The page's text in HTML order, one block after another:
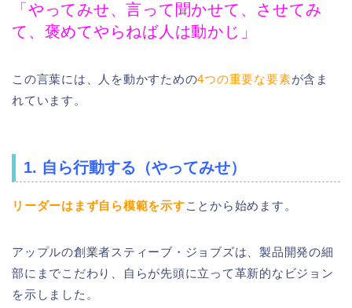
「やってみせ、言って聞かせて、させてみ
て、褒めてやらねば人は動かじ」
この言葉には、人を動かすための4つの重要な要素が含ま
れています。
1. 自ら行動する（やってみせ）
リーダーはまず自ら模範を示すことから始めます。
アップルの創業者スティーブ・ジョブズは、製品開発の細
部にまでこだわり、自らが先頭に立って革新的なビジョン
を示しました。